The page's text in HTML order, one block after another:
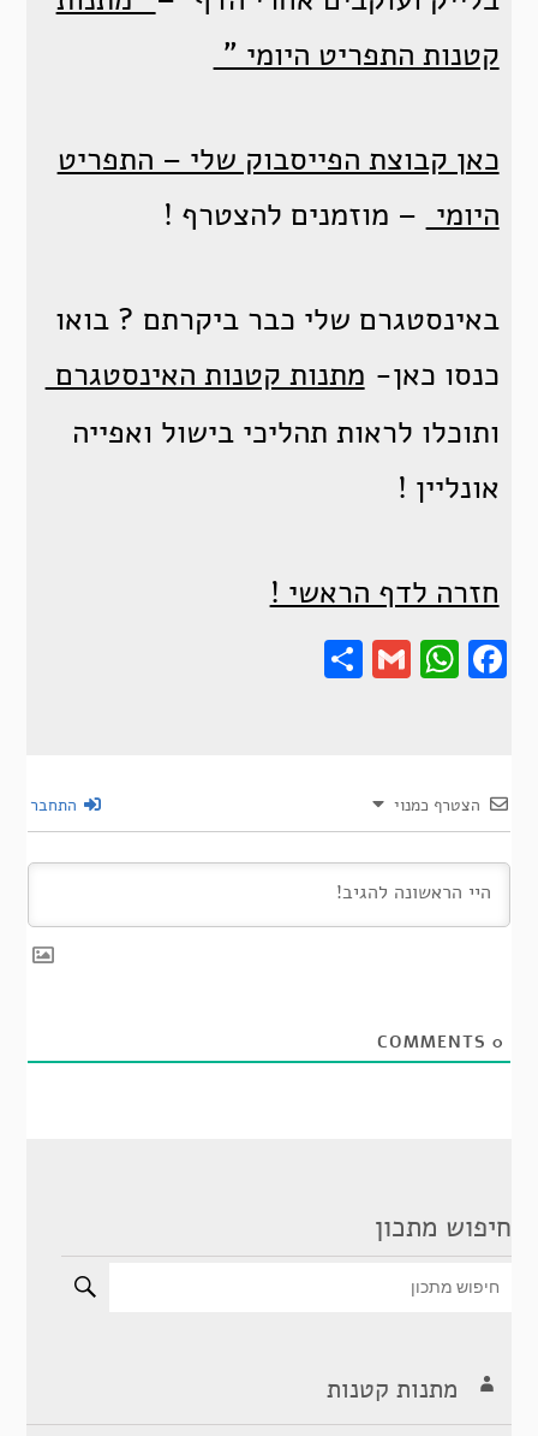
קטנות התפריט היומי "
כאן קבוצת הפייסבוק שלי – התפריט
היומי – מוזמנים להצטרף !
באינסטגרם שלי כבר ביקרתם ? בואו
כנסו כאן- מתנות קטנות האינסטגרם
ותוכלו לראות תהליכי בישול ואפייה
אונליין !
חזרה לדף הראשי !
Gmail
Share
הצטרף כמנוי התחבר
0
חיפוש מתכון
מתנות קטנות